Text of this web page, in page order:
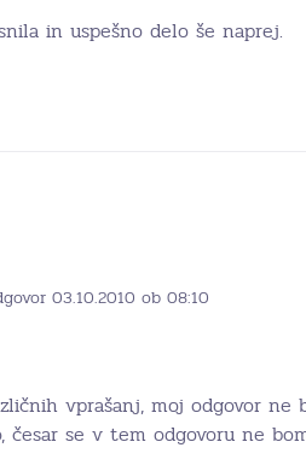
in uspešno delo še naprej.
03.10.2010 ob 08:10
vprašanj, moj odgovor ne
česar se v tem odgovoru ne